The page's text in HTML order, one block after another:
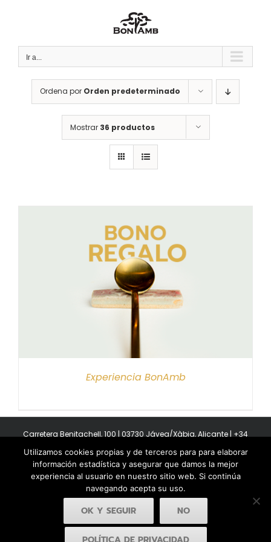
Ir a...
Ordena por Orden predeterminado
Mostrar 36 productos
Experiencia BonAmb
Carretera Benitachell, 100 | 03730 Jávea/Xàbia, Alicante | +34
Copyright 2011-2026 BonAmb Restaurant | All Rights Reserved |
Política de privacidad|Powered by Insertcom
Utilizamos cookies propias y de terceros para para elaborar
información estadística y asegurar que damos la mejor
experiencia al usuario en nuestro sitio web. Si continúa
navegando acepta su uso.
OK Y SEGUIR NO